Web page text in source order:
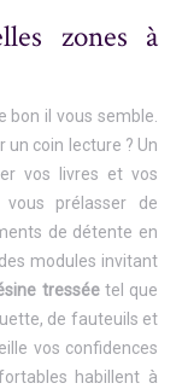
zones à
il vous semble.
un coin lecture ? Un
vos livres et vos
prélasser de
de détente en
modules invitant
tresséetel que
de fauteuils et
vos confidences
habillent à